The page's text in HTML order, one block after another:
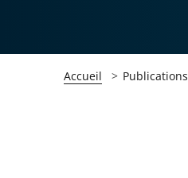
Accueil Publications